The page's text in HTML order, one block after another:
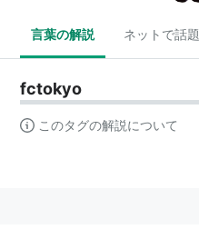
言葉の解説 ネットで話題
fctokyo
このタグの解説について